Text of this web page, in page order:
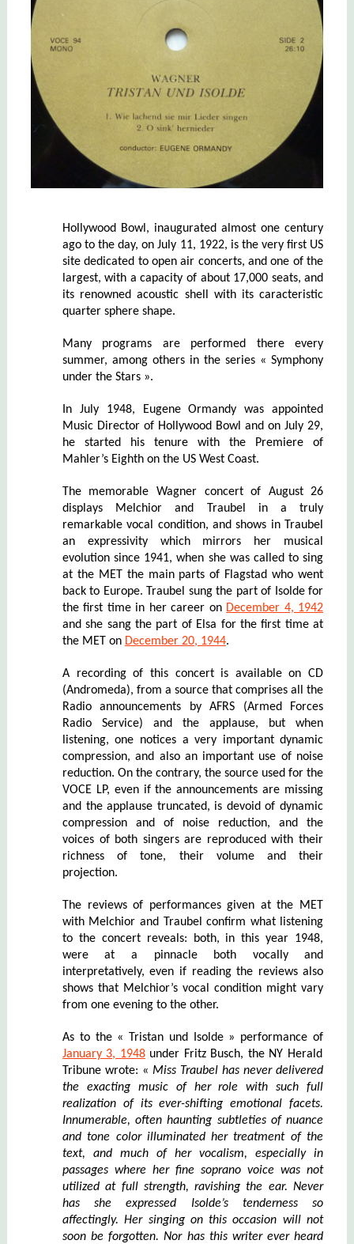
Hollywood Bowl, inaugurated almost one century
ago to the day, on July 11, 1922, is the very first US
site dedicated to open air concerts, and one of the
largest, with a capacity of about 17,000 seats, and
its renowned acoustic shell with its caracteristic
quarter sphere shape.
Many programs are performed there every
summer, among others in the series « Symphony
under the Stars ».
In July 1948, Eugene Ormandy was appointed
Music Director of Hollywood Bowl and on July 29,
he started his tenure with the Premiere of
Mahler’s Eighth on the US West Coast.
The memorable Wagner concert of August 26
displays Melchior and Traubel in a truly
remarkable vocal condition, and shows in Traubel
an expressivity which mirrors her musical
evolution since 1941, when she was called to sing
at the MET the main parts of Flagstad who went
back to Europe. Traubel sung the part of Isolde for
the first time in her career on December 4, 1942
and she sang the part of Elsa for the first time at
the MET on December 20, 1944.
A recording of this concert is available on CD
(Andromeda), from a source that comprises all the
Radio announcements by AFRS (Armed Forces
Radio Service) and the applause, but when
listening, one notices a very important dynamic
compression, and also an important use of noise
reduction. On the contrary, the source used for the
VOCE LP, even if the announcements are missing
and the applause truncated, is devoid of dynamic
compression and of noise reduction, and the
voices of both singers are reproduced with their
richness of tone, their volume and their
projection.
The reviews of performances given at the MET
with Melchior and Traubel confirm what listening
to the concert reveals: both, in this year 1948,
were at a pinnacle both vocally and
interpretatively, even if reading the reviews also
shows that Melchior’s vocal condition might vary
from one evening to the other.
As to the « Tristan und Isolde » performance of
January 3, 1948under Fritz Busch, the NY Herald
Tribune wrote: « Miss Traubel has never delivered
the exacting music of her role with such full
realization of its ever-shifting emotional facets.
Innumerable, often haunting subtleties of nuance
and tone color illuminated her treatment of the
text, and much of her vocalism, especially in
passages where her fine soprano voice was not
utilized at full strength, ravishing the ear. Never
has she expressed Isolde’s tenderness so
affectingly. Her singing on this occasion will not
soon be forgotten. Nor has this writer ever heard